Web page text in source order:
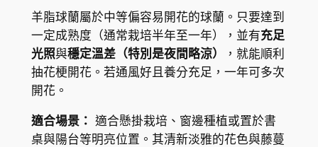
l
a
t
a
量
羊脂球蘭屬於中等偏容易開花的球蘭。只要達到
一定成熟度（通常栽培半年至一年），並有充足
光照與穩定溫差（特別是夜間略涼）
，就能順利
抽花梗開花。若通風好且養分充足，一年可多次
開花。
適合場景： 適合懸掛栽培、窗邊種植或置於書
桌與陽台等明亮位置。其清新淡雅的花色與藤蔓